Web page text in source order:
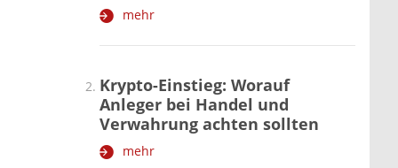
mehr
Krypto-Einstieg: Worauf
Anleger bei Handel und
Verwahrung achten sollten
mehr